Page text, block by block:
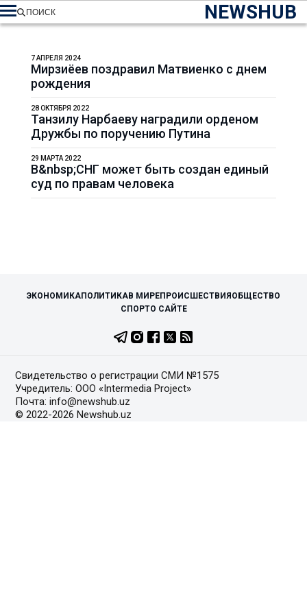
NEWSHUB
ПОИСК
Мирзиёев поздравил Матвиенко с днем
рождения
7 АПРЕЛЯ 2024
Танзилу Нарбаеву наградили орденом
Дружбы по поручению Путина
28 ОКТЯБРЯ 2022
В&nbsp;СНГ может быть создан единый
суд по правам человека
29 МАРТА 2022
ЭКОНОМИКАПОЛИТИКАВ МИРЕПРОИСШЕСТВИЯ ОБЩЕСТВО
СПОРТО САЙТЕ
Свидетельство о регистрации СМИ №1575
Учредитель: ООО «Intermedia Project»
Почта: info@newshub.uz
© 2022-2026 Newshub.uz